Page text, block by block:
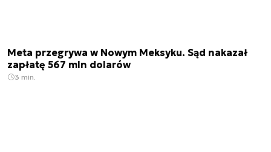
Meta przegrywa w Nowym Meksyku. Sąd nakazał
zapłatę 567 mln dolarów
3 min.